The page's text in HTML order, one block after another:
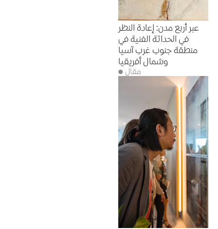
عبر أربع مدن: إعادة النظر
في الحداثة الفنية في
منطقة جنوب غرب آسيا
وشمال أفريقيا
● مقال